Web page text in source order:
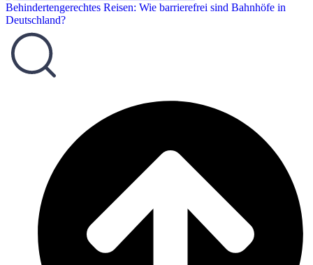
Behindertengerechtes Reisen: Wie barrierefrei sind Bahnhöfe in
Deutschland?